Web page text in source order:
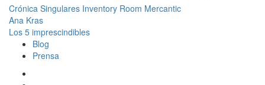
Crónica Singulares Inventory Room Mercantic
Ana Kras
Los 5 imprescindibles
Blog
Prensa